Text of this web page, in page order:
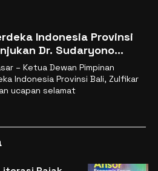
Indonesia Provinsi
Dr. Sudaryono
Gizi Nasional
– Ketua Dewan Pimpinan
Indonesia Provinsi Bali, Zulfikar
ucapan selamat